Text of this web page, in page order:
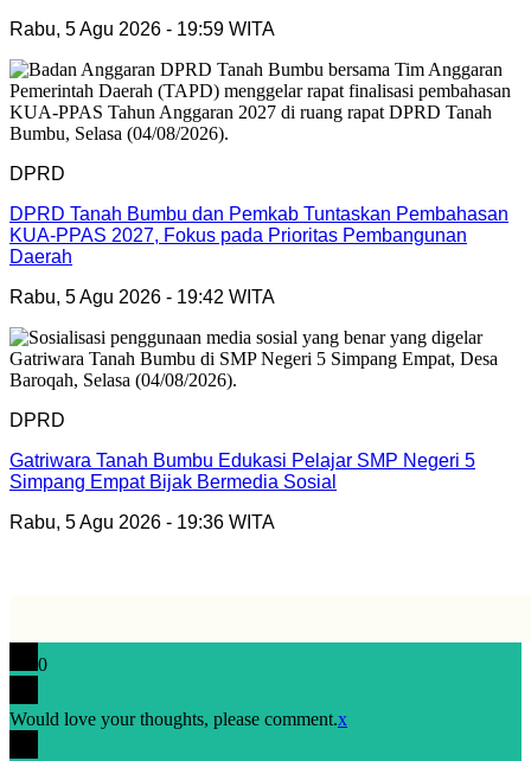
Rabu, 5 Agu 2026 - 19:59 WITA
DPRD
DPRD Tanah Bumbu dan Pemkab Tuntaskan Pembahasan
KUA-PPAS 2027, Fokus pada Prioritas Pembangunan
Daerah
Rabu, 5 Agu 2026 - 19:42 WITA
DPRD
Gatriwara Tanah Bumbu Edukasi Pelajar SMP Negeri 5
Simpang Empat Bijak Bermedia Sosial
Rabu, 5 Agu 2026 - 19:36 WITA
0
Would love your thoughts, please comment.x